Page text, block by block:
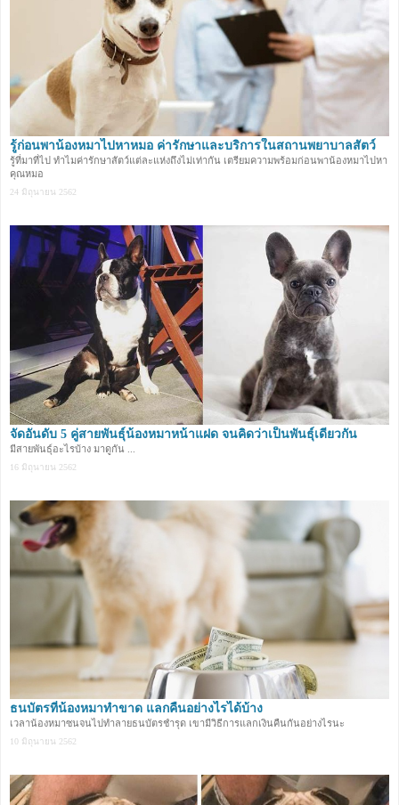
รู้ก่อนพาน้องหมาไปหาหมอ ค่ารักษาและบริการในสถานพยาบาลสัตว์
รู้ที่มาที่ไป ทำไมค่ารักษาสัตว์แต่ละแห่งถึงไม่เท่ากัน เตรียมความพร้อมก่อนพาน้องหมาไปหา
คุณหมอ
24 มิถุนายน 2562
จัดอันดับ 5 คู่สายพันธุ์น้องหมาหน้าแฝด จนคิดว่าเป็นพันธุ์เดียวกัน
มีสายพันธุ์อะไรบ้าง มาดูกัน ...
16 มิถุนายน 2562
ธนบัตรที่น้องหมาทำขาด แลกคืนอย่างไรได้บ้าง
เวลาน้องหมาซนจนไปทำลายธนบัตรชำรุด เขามีวิธีการแลกเงินคืนกันอย่างไรนะ
10 มิถุนายน 2562